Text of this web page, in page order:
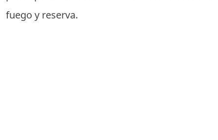
fuego y reserva.